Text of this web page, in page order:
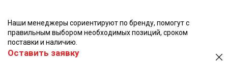
Наши менеджеры сориентируют по бренду, помогут с
правильным выбором необходимых позиций, сроком
поставки и наличию.
Оставить заявку